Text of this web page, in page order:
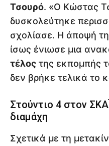
Τσουρό. «Ο Κώστας
δυσκολεύτηκε
σχολίασε. Η άποψή
ίσως ένιωσε μια
τέλος της εκπομπής
δεν βρήκε τελικά το
Στούντιο 4 στον
διαμάχη
Σχετικά με τη